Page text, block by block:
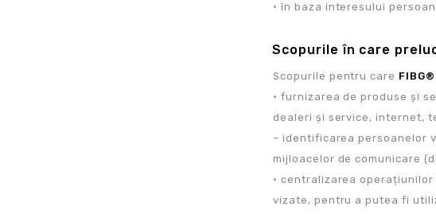
• în baza interesului
Scopurile în care
Scopurile pentru care FIBG®
• furnizarea de produse și
dealeri și service, internet,
– identificarea persoanelor
mijloacelor de comunicare
• centralizarea
vizate, pentru a putea fi